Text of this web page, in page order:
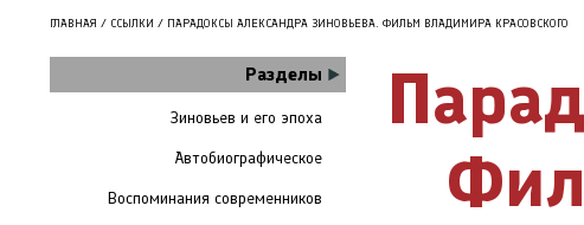
ГЛАВНАЯ / ССЫЛКИ / ПАРАДОКСЫ АЛЕКСАНДРА ЗИНОВЬЕВА. ФИЛЬМ ВЛАДИМИРА КРАСОВСКОГО
Разделы
Зиновьев и его эпоха
Автобиографическое
Воспоминания современников